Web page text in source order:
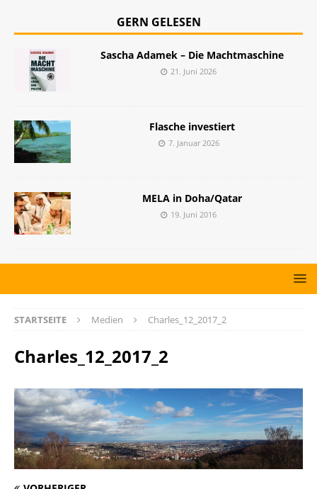
GERN GELESEN
Sascha Adamek – Die Machtmaschine
21. Juni 2026
Flasche investiert
7. Januar 2026
MELA in Doha/Qatar
19. Juni 2016
STARTSEITE Medien Charles_12_2017_2
Charles_12_2017_2